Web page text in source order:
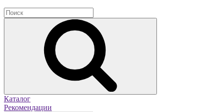
Каталог
Рекомендации